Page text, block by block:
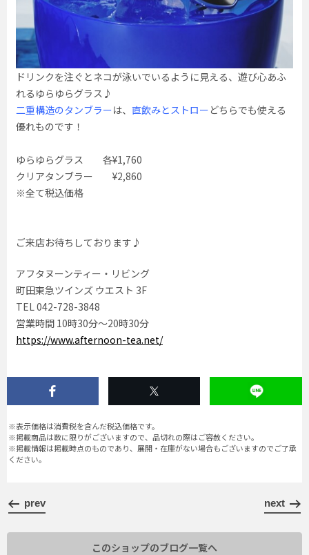
ドリンクを注ぐとネコが泳いでいるように見える、遊び心あふ
れるゆらゆらグラス♪
二重構造のタンブラーは、 直飲みとストロー どちらでも使える
優れものです！
ゆらゆらグラス 各¥1,760
クリアタンブラー ¥2,860
※全て税込価格
ご来店お待ちしております♪
アフタヌーンティー・リビング
町田東急ツインズ ウエスト 3F
TEL 042-728-3848
営業時間 10時30分〜20時30分
https://www.afternoon-tea.net/
※表示価格は消費税を含んだ税込価格です。
※掲載商品は数に限りがございますので、品切れの際はご容赦ください。
※掲載情報は掲載時点のものであり、展開・在庫がない場合もございますのでご了承
ください。
prev next
このショップのブログ一覧へ